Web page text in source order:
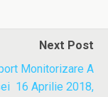
Next Post
Monitorizare A
16 Aprilie 2018,